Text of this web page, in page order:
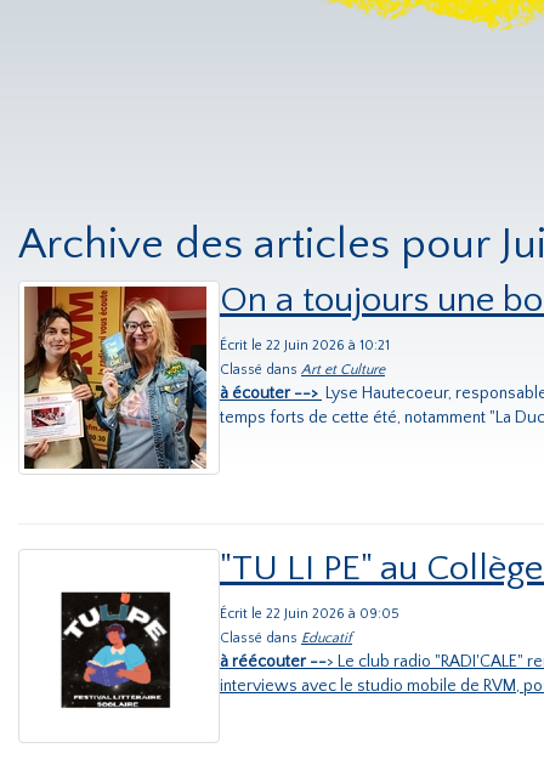
Archive des articles pour
On a toujours une
Écrit le 22 Juin 2026 à 10:21
Classé dans Art et Culture
à écouter --> Lyse Hautecoeur,
temps forts de cette été, notamment "La
"TU LI PE" au
Écrit le 22 Juin 2026 à 09:05
Classé dans Educatif
à réécouter --> Le club radio "RADI'CALE"
interviews avec le studio mobile de RVM,